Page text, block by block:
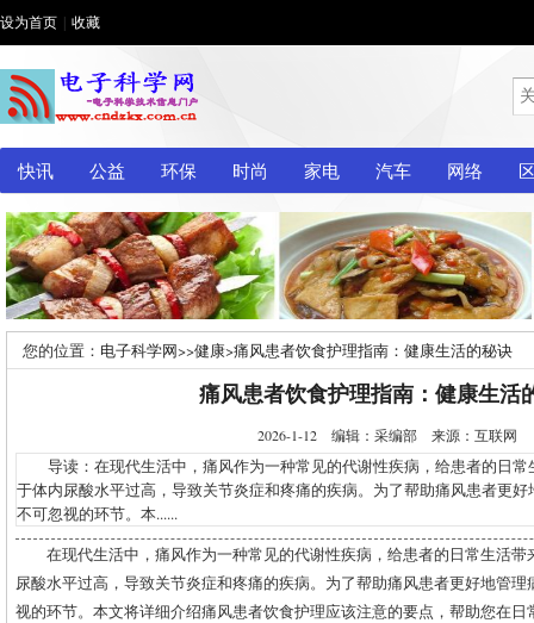
设为首页 收藏
快讯 公益 环保 时尚 家电 汽车 网络
您的位置： 电子科学网>>健康>痛风患者饮食护理指南：健康生活的秘诀
痛风患者饮食护理指南：健康生活
2026-1-12 编辑：采编部 来源：互联网
导读：在现代生活中，痛风作为一种常见的代谢性疾病，给患者的日常
于体内尿酸水平过高，导致关节炎症和疼痛的疾病。为了帮助痛风患者更
不可忽视的环节。本......
在现代生活中，痛风作为一种常见的代谢性疾病，给患者的日常生活
尿酸水平过高，导致关节炎症和疼痛的疾病。为了帮助痛风患者更好地管
视的环节。本文将详细介绍痛风患者饮食护理应该注意的要点，帮助您在